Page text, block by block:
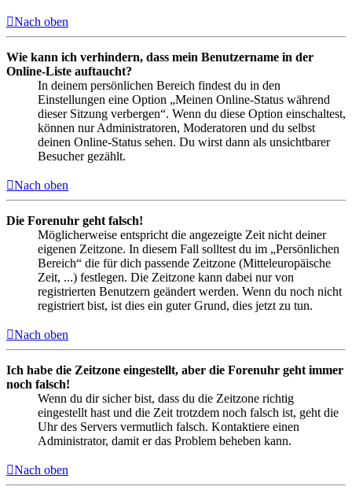
Nach oben
Wie kann ich verhindern, dass mein Benutzername in der
Online-Liste auftaucht?
In deinem persönlichen Bereich findest du in den
Einstellungen eine Option „Meinen Online-Status während
dieser Sitzung verbergen“. Wenn du diese Option einschaltest,
können nur Administratoren, Moderatoren und du selbst
deinen Online-Status sehen. Du wirst dann als unsichtbarer
Besucher gezählt.
Nach oben
Die Forenuhr geht falsch!
Möglicherweise entspricht die angezeigte Zeit nicht deiner
eigenen Zeitzone. In diesem Fall solltest du im „Persönlichen
Bereich“ die für dich passende Zeitzone (Mitteleuropäische
Zeit, ...) festlegen. Die Zeitzone kann dabei nur von
registrierten Benutzern geändert werden. Wenn du noch nicht
registriert bist, ist dies ein guter Grund, dies jetzt zu tun.
Nach oben
Ich habe die Zeitzone eingestellt, aber die Forenuhr geht immer
noch falsch!
Wenn du dir sicher bist, dass du die Zeitzone richtig
eingestellt hast und die Zeit trotzdem noch falsch ist, geht die
Uhr des Servers vermutlich falsch. Kontaktiere einen
Administrator, damit er das Problem beheben kann.
Nach oben